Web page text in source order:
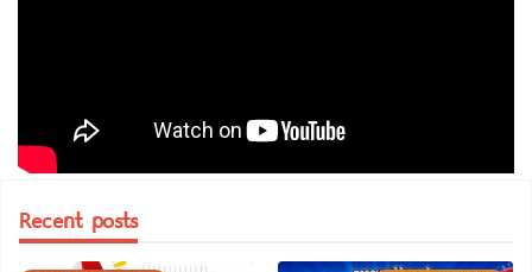
Recent posts